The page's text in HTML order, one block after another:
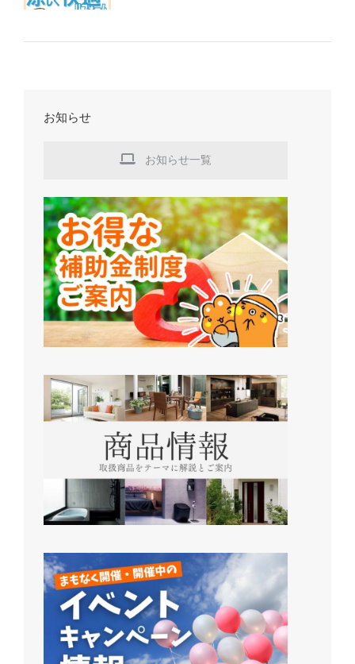
お知らせ
お知らせ一覧